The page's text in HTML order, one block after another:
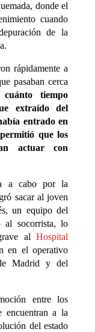
donde el
cuando
de la
rápidamente a
pasaban cerca
tiempo
extraído del
entrado en
que los
actuar con
a cabo por la
sacar al joven
un equipo del
socorrista, lo
alHospital
en el operativo
Madrid y del
entre los
encuentran a la
del estado